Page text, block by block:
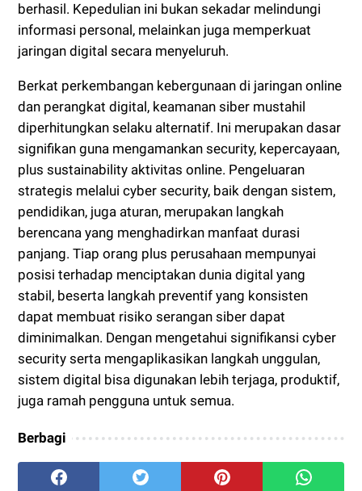
berhasil. Kepedulian ini bukan sekadar melindungi
informasi personal, melainkan juga memperkuat
jaringan digital secara menyeluruh.
Berkat perkembangan kebergunaan di jaringan online
dan perangkat digital, keamanan siber mustahil
diperhitungkan selaku alternatif. Ini merupakan dasar
signifikan guna mengamankan security, kepercayaan,
plus sustainability aktivitas online. Pengeluaran
strategis melalui cyber security, baik dengan sistem,
pendidikan, juga aturan, merupakan langkah
berencana yang menghadirkan manfaat durasi
panjang. Tiap orang plus perusahaan mempunyai
posisi terhadap menciptakan dunia digital yang
stabil, beserta langkah preventif yang konsisten
dapat membuat risiko serangan siber dapat
diminimalkan. Dengan mengetahui signifikansi cyber
security serta mengaplikasikan langkah unggulan,
sistem digital bisa digunakan lebih terjaga, produktif,
juga ramah pengguna untuk semua.
Berbagi